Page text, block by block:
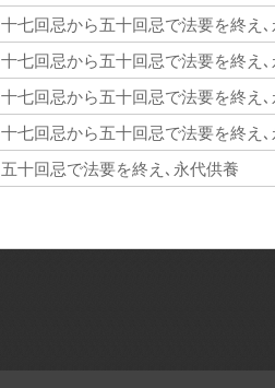
十七回忌から五十回忌で法要を終え
十七回忌から五十回忌で法要を終え
十七回忌から五十回忌で法要を終え
十七回忌から五十回忌で法要を終え
五十回忌で法要を終え､永代供養